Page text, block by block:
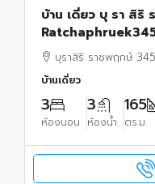
บ้าน เดี่ยว บุ รา สิ
บุราสิริ ราชพฤกษ์ 345
บ้านเดี่ยว
3
ห้องนอน
3
ห้องน้ำ
165
ตร.ม.